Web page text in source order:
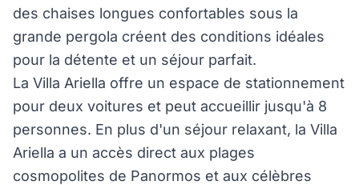
des chaises longues confortables sous la
grande pergola créent des conditions idéales
pour la détente et un séjour parfait.
La Villa Ariella offre un espace de stationnement
pour deux voitures et peut accueillir jusqu'à 8
personnes. En plus d'un séjour relaxant, la Villa
Ariella a un accès direct aux plages
cosmopolites de Panormos et aux célèbres